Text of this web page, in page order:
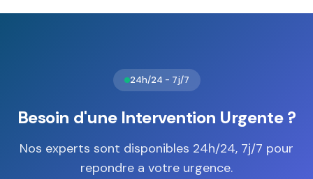
ces coffres en S1 (30 minutes) et S2 (60 minutes), selon
24h/24 - 7j/7
Besoin d'une Intervention Urgente ?
Nos experts sont disponibles 24h/24, 7j/7 pour
repondre a votre urgence.